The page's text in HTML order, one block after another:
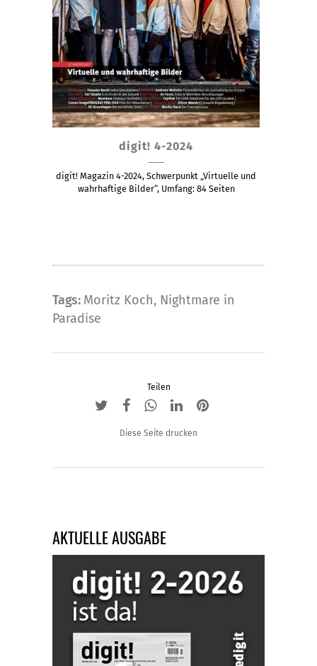
weist
mehrere
Optionen
auf
der
gewählt
digit! 4-2024
digit! Magazin 4-2024, Schwerpunkt „Virtuelle und
wahrhaftige Bilder“, Umfang: 84 Seiten
Tags: Moritz Koch, Nightmare in
Paradise
Teilen
Diese Seite drucken
AKTUELLE AUSGABE